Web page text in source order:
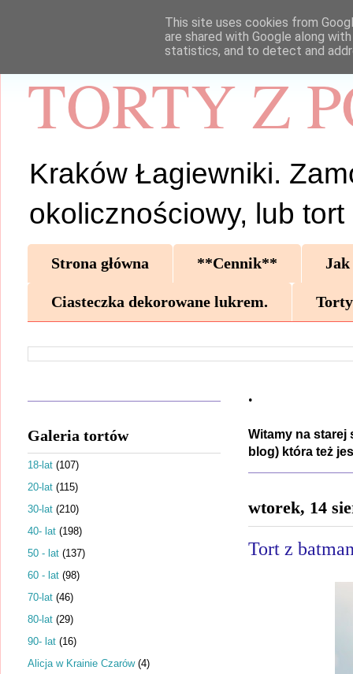
TORTY Z
Kraków Łagiewniki.
okolicznościowy, lub tort
Strona główna **Cennik** Jak
Ciasteczka dekorowane lukrem.
.
Witamy na starej
blog) która też
wtorek, 14
Tort z
Galeria tortów
18-lat (107)
20-lat (115)
30-lat (210)
40- lat (198)
50 - lat (137)
60 - lat (98)
70-lat (46)
80-lat (29)
90- lat (16)
Alicja w Krainie Czarów (4)
This site uses cookies from
are shared with Google along
statistics, and to detect and